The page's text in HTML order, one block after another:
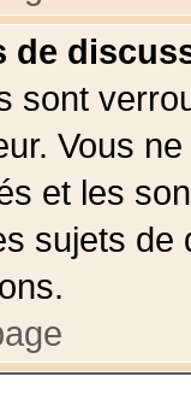
de
sont
Vous
et les
sujets